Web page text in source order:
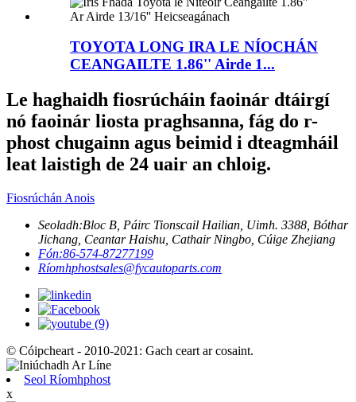
TOYOTA LONG IRA LE NÍOCHÁN
CEANGAILTE 1.86'' Airde 1...
Le haghaidh fiosrúcháin faoinár dtáirgí
nó faoinár liosta praghsanna, fág do r-
phost chugainn agus beimid i dteagmháil
leat laistigh de 24 uair an chloig.
Fiosrúchán Anois
Seoladh:Bloc B, Páirc Tionscail Hailian, Uimh. 3388, Bóthar
Jichang, Ceantar Haishu, Cathair Ningbo, Cúige Zhejiang
Fón:86-574-87277199
Ríomhphostsales@fycautoparts.com
© Cóipcheart - 2010-2021: Gach ceart ar cosaint.
Seol Ríomhphost
x